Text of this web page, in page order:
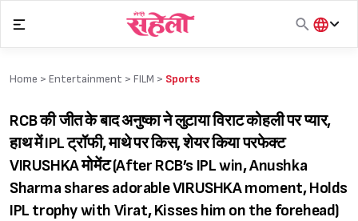
content
हिंदी
Home > Entertainment > FILM > Sports
RCB की जीत के बाद अनुष्का ने लुटाया विराट कोहली पर प्यार,
हाथ में IPL ट्रॉफी, माथे पर किस, शेयर किया परफेक्ट
VIRUSHKA मोमेंट (After RCB’s IPL win, Anushka
Sharma shares adorable VIRUSHKA moment, Holds
IPL trophy with Virat, Kisses him on the forehead)